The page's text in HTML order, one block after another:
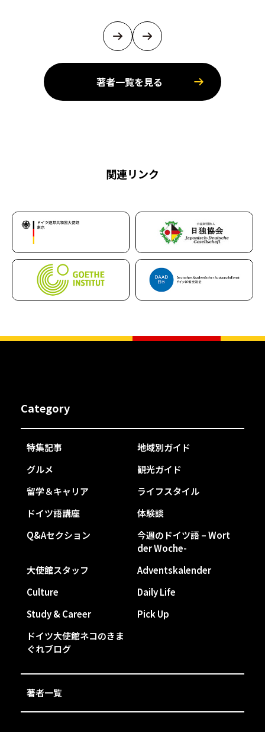
著者一覧を見る
関連リンク
Category
特集記事
地域別ガイド
グルメ
観光ガイド
留学＆キャリア
ライフスタイル
ドイツ語講座
体験談
Q&Aセクション
今週のドイツ語 – Wort
der Woche-
大使館スタッフ
Adventskalender
Culture
Daily Life
Study & Career
Pick Up
ドイツ大使館ネコのきま
ぐれブログ
著者一覧